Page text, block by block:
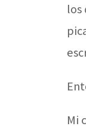
los
Mi